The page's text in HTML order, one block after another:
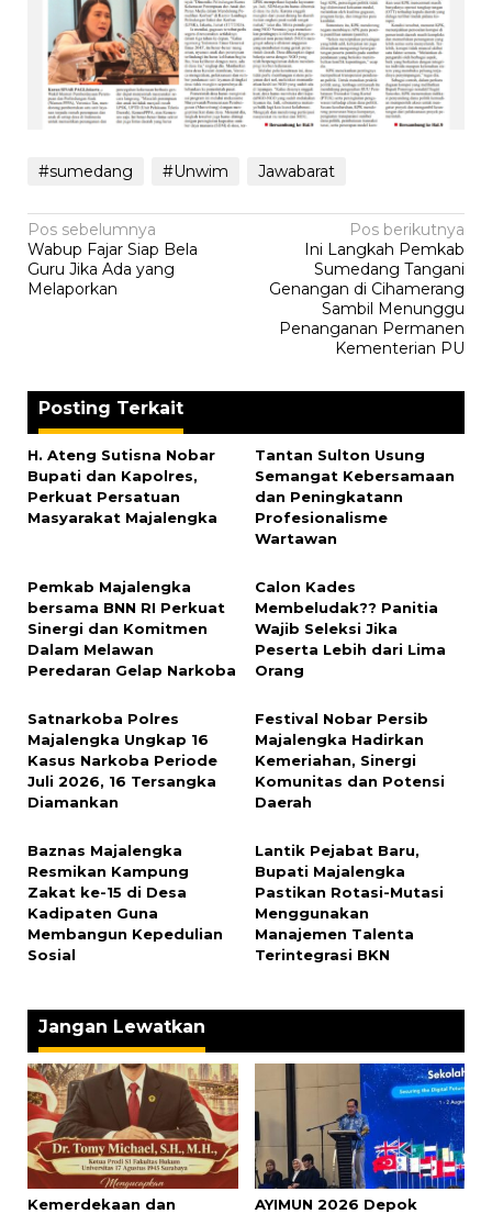
#sumedang #Unwim Jawabarat
Navigasi
pos
Pos sebelumnya
Wabup Fajar Siap Bela
Guru Jika Ada yang
Melaporkan
Pos berikutnya
Ini Langkah Pemkab
Sumedang Tangani
Genangan di Cihamerang
Sambil Menunggu
Penanganan Permanen
Kementerian PU
Posting Terkait
H. Ateng Sutisna Nobar
Bupati dan Kapolres,
Perkuat Persatuan
Masyarakat Majalengka
‎Tantan Sulton Usung
Semangat Kebersamaan
dan Peningkatann
Profesionalisme
Wartawan
Pemkab Majalengka
bersama BNN RI Perkuat
Sinergi dan Komitmen
Dalam Melawan
Peredaran Gelap Narkoba
‎Calon Kades
Membeludak?? Panitia
Wajib Seleksi Jika
Peserta Lebih dari Lima
Orang
Satnarkoba Polres
Majalengka Ungkap 16
Kasus Narkoba Periode
Juli 2026, 16 Tersangka
Diamankan
Festival Nobar Persib
Majalengka Hadirkan
Kemeriahan, Sinergi
Komunitas dan Potensi
Daerah
Baznas Majalengka
Resmikan Kampung
Zakat ke-15 di Desa
Kadipaten Guna
Membangun Kepedulian
Sosial
Lantik Pejabat Baru,
Bupati Majalengka
Pastikan Rotasi-Mutasi
Menggunakan
Manajemen Talenta
Terintegrasi BKN
Jangan Lewatkan
Kemerdekaan dan
AYIMUN 2026 Depok